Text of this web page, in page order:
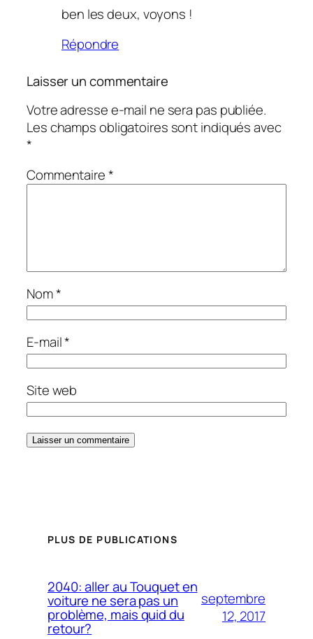
ben les deux, voyons !
Répondre
Laisser un commentaire
Votre adresse e-mail ne sera pas publiée.
Les champs obligatoires sont indiqués avec
*
Commentaire*
Nom*
E-mail*
Site web
PLUS DE PUBLICATIONS
2040: aller au Touquet en
voiture ne sera pas un
problème, mais quid du
retour?
septembre
12, 2017